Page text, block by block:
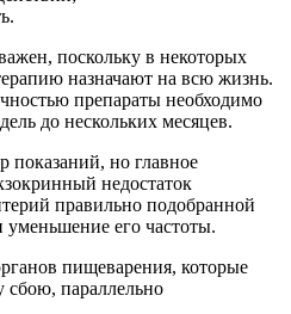
поскольку в некоторых
назначают на всю жизнь.
препараты необходимо
до нескольких месяцев.
показаний, но главное
недостаток
правильно подобранной
уменьшение его частоты.
пищеварения, которые
сбою, параллельно